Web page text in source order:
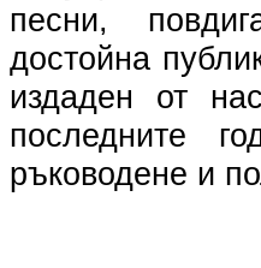
песни,
достойна
издаден от
последните
ръководене и